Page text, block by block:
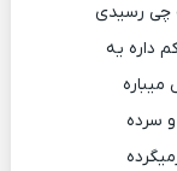
چی رسیدی
داره یه
سرده